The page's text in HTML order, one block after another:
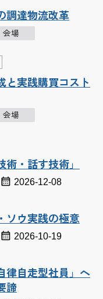
調達物流改革
会場
と実践購買コスト
会場
・話す技術」
2026-12-08
ウ実践の極意
2026-10-19
律自走型社員」へ
諦